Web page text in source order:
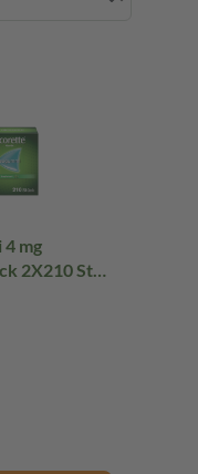
mg
2X210 St